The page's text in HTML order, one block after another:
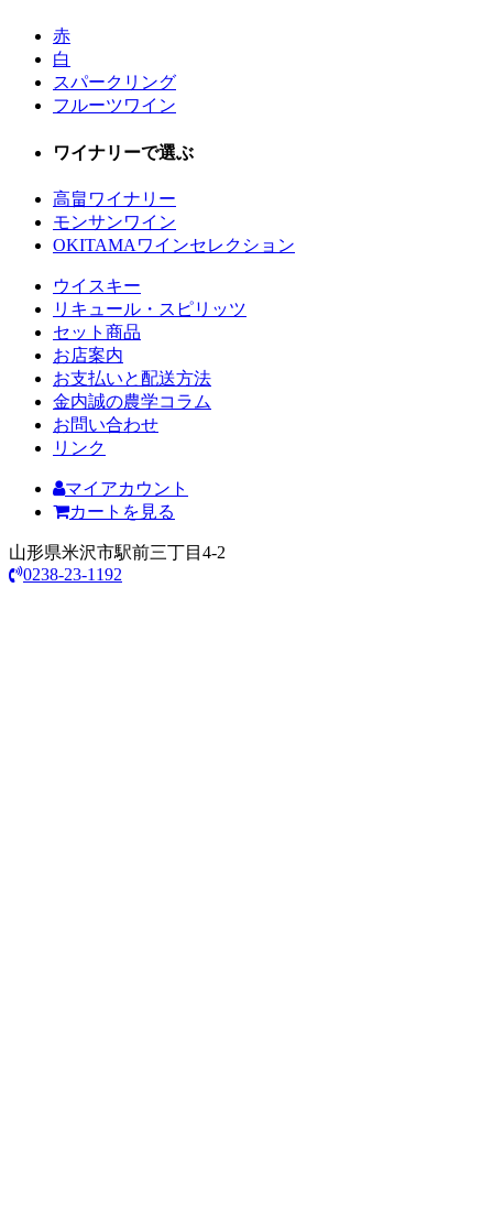
赤
白
スパークリング
フルーツワイン
ワイナリーで選ぶ
高畠ワイナリー
モンサンワイン
OKITAMAワインセレクション
ウイスキー
リキュール・スピリッツ
セット商品
お店案内
お支払いと配送方法
金内誠の農学コラム
お問い合わせ
リンク
マイアカウント
カートを見る
山形県米沢市駅前三丁目4-2
0238-23-1192